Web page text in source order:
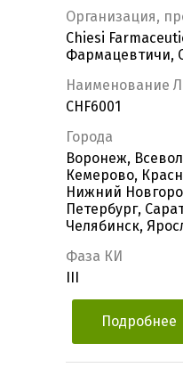
Организация,
Chiesi
Фармацевтичи,
Наименование
CHF6001
Города
Воронеж,
Кемерово,
Нижний
Петербург,
Челябинск,
Фаза КИ
Подробнее